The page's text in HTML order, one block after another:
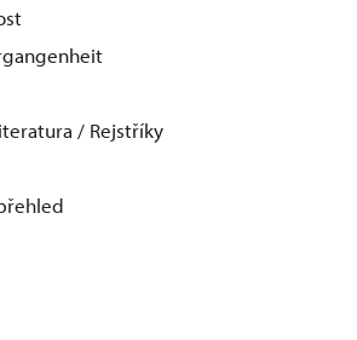
/ Rejstříky